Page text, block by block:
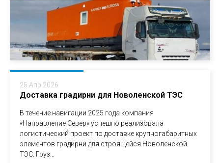
25 Апр 2026
Доставка градирни для Новоленской ТЭС
В течение навигации 2025 года компания
«Направление Север» успешно реализовала
логистический проект по доставке крупногабаритных
элементов градирни для строящейся Новоленской
ТЭС. Груз...